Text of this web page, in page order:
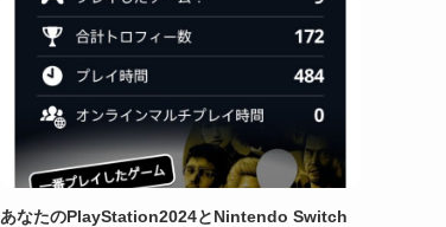
あなたのPlayStation2024とNintendo Switch